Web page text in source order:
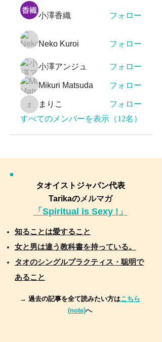
小澤香織 フォロー
Neko Kuroi フォロー
小澤アンジュ フォロー
Mikuri Matsuda フォロー
まりこ
まりこ
フォロー
すべてのメンバーを表示（12名）
タオイストジャパン代表
Tarikaのメルマガ
「Spiritual is Sexy !」
知ることは愛すること
女と男は違う教科書を持っている。
タオのシングルプラクティス・聡明で
あること
→ 過去の記事を全て読みたい方はこちら
(note)へ